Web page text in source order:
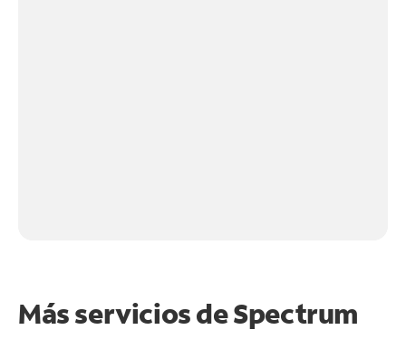
Más servicios de Spectrum